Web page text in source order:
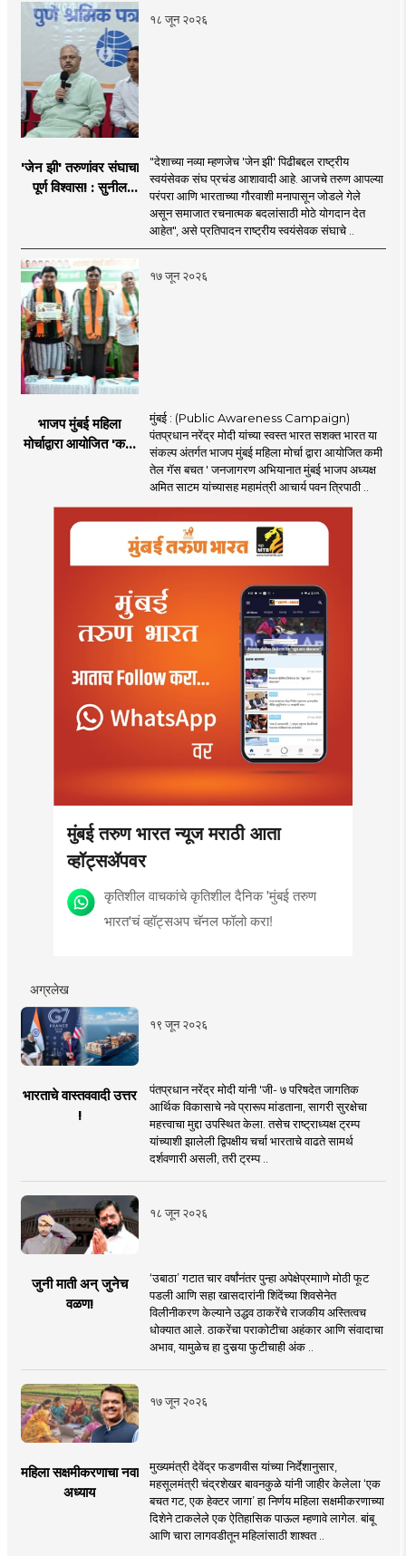
१८ जून २०२६
'जेन झी' तरुणांवर संघाचा
पूर्ण विश्वास! : सुनील
"देशाच्या नव्या म्हणजेच 'जेन झी' पिढीबद्दल राष्ट्रीय
स्वयंसेवक संघ प्रचंड आशावादी आहे. आजचे तरुण आपल्या
परंपरा आणि भारताच्या गौरवाशी मनापासून जोडले गेले
असून समाजात रचनात्मक बदलांसाठी मोठे योगदान देत
आहेत", असे प्रतिपादन राष्ट्रीय स्वयंसेवक संघाचे ..
१७ जून २०२६
भाजप मुंबई महिला
मोर्चाद्वारा आयोजित 'कमी
मुंबई : (Public Awareness Campaign)
पंतप्रधान नरेंद्र मोदी यांच्या स्वस्त भारत सशक्त भारत या
संकल्प अंतर्गत भाजप मुंबई महिला मोर्चा द्वारा आयोजित कमी
तेल गॅस बचत ' जनजागरण अभियानात मुंबई भाजप अध्यक्ष
अमित साटम यांच्यासह महामंत्री आचार्य पवन त्रिपाठी ..
मुंबई तरुण भारत न्यूज मराठी आता
व्हॉट्सॲपवर
कृतिशील वाचकांचे कृतिशील दैनिक 'मुंबई तरुण
भारत'चं व्हॉट्सअप चॅनल फॉलो करा!
अग्रलेख
१९ जून २०२६
भारताचे वास्तववादी उत्तर
!
पंतप्रधान नरेंद्र मोदी यांनी 'जी- ७ परिषदेत जागतिक
आर्थिक विकासाचे नवे प्रारूप मांडताना, सागरी सुरक्षेचा
महत्त्वाचा मुद्दा उपस्थित केला. तसेच राष्ट्राध्यक्ष ट्रम्प
यांच्याशी झालेली द्विपक्षीय चर्चा भारताचे वाढते सामर्थ
दर्शवणारी असली, तरी ट्रम्प ..
१८ जून २०२६
जुनी माती अन् जुनेच
वळण!
‘उबाठा’ गटात चार वर्षांनंतर पुन्हा अपेक्षेप्रमााणे मोठी फूट
पडली आणि सहा खासदारांनी शिंदेंच्या शिवसेनेत
विलीनीकरण केल्याने उद्धव ठाकरेंचे राजकीय अस्तित्वच
धोक्यात आले. ठाकरेंचा पराकोटीचा अहंकार आणि संवादाचा
अभाव, यामुळेच हा दुसर्‍या फुटीचाही अंक ..
१७ जून २०२६
महिला सक्षमीकरणाचा नवा
अध्याय
मुख्यमंत्री देवेंद्र फडणवीस यांच्या निर्देशानुसार,
महसूलमंत्री चंद्रशेखर बावनकुळे यांनी जाहीर केलेला ‘एक
बचत गट, एक हेक्टर जागा’ हा निर्णय महिला सक्षमीकरणाच्या
दिशेने टाकलेले एक ऐतिहासिक पाऊल म्हणावे लागेल. बांबू
आणि चारा लागवडीतून महिलांसाठी शाश्वत ..